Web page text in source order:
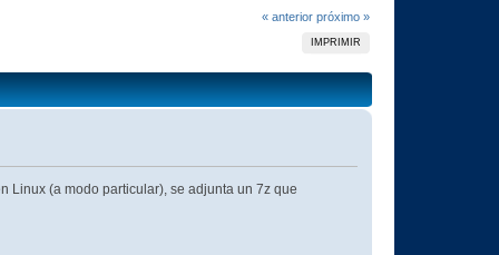
« anterior próximo »
IMPRIMIR
Linux (a modo particular), se adjunta un 7z que